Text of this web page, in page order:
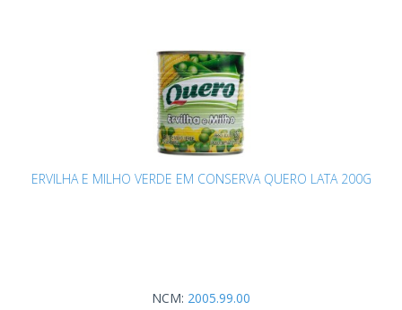
ERVILHA E MILHO VERDE EM CONSERVA QUERO LATA 200G
NCM: 2005.99.00